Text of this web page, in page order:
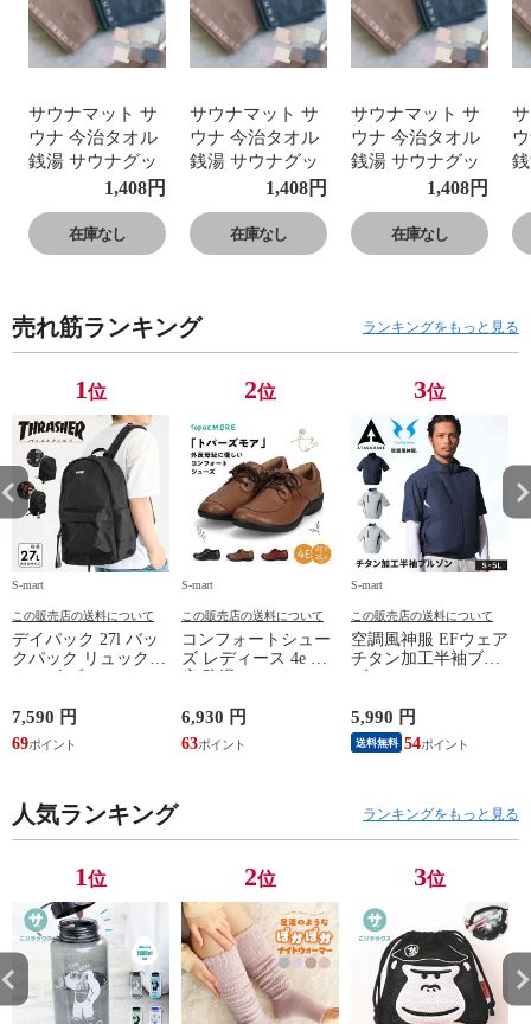
サウナマット サ
ウナ 今治タオル
銭湯 サウナグッ
ズ サ活 ピンク
ブラウン ミント
グリーン パープ
ル 白 coco sauna
1,408円
在庫なし
サウナマット サ
ウナ 今治タオル
銭湯 サウナグッ
ズ サ活 ピンク
ブラウン ミント
グリーン パープ
ル 白 coco sauna
1,408円
在庫なし
サウナマット サ
ウナ 今治タオル
銭湯 サウナグッ
ズ サ活 ピンク
ブラウン ミント
グリーン パープ
ル 白 coco sauna
1,408円
在庫なし
売れ筋ランキング ランキングをもっと見る
1位
S-mart
この販売店の送料について
デイパック 27l バッ
クパック リュック
鞄 機内持ち込み 夏
スラッシャー
THRASHER r1929
7,590 円
69
2位
S-mart
この販売店の送料について
コンフォートシュー
ズ レディース 4e 幅
シューズ 黒 トパー
ズ モア 靴 カジュア
ルシューズ 外反母趾
TOPAZ 1410
6,930 円
63
3位
S-mart
この販売店の送料について
空調風神服 EFウェア
チタン加工半袖ブル
ジャケット 遮熱 作
業服 作業着 上着 ア
タックベース KF100
5,990 円
送料無料 54
人気ランキング ランキングをもっと見る
1位 2位 3位